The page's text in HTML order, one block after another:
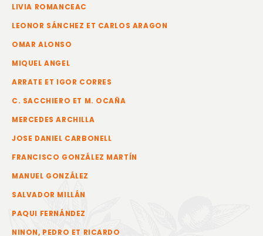
LIVIA ROMANCEAC
LEONOR SÁNCHEZ ET CARLOS ARAGON
OMAR ALONSO
MIQUEL ANGEL
ARRATE ET IGOR CORRES
C. SACCHIERO ET M. OCAÑA
MERCEDES ARCHILLA
JOSE DANIEL CARBONELL
FRANCISCO GONZÁLEZ MARTÍN
MANUEL GONZÁLEZ
SALVADOR MILLÁN
PAQUI FERNÁNDEZ
NINON, PEDRO ET RICARDO